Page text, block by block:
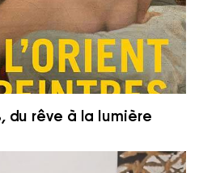
du rêve à la lumière